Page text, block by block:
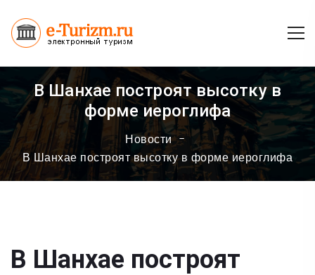
В Шанхае построят высотку в
форме иероглифа
Новости
В Шанхае построят высотку в форме иероглифа
В Шанхае построят